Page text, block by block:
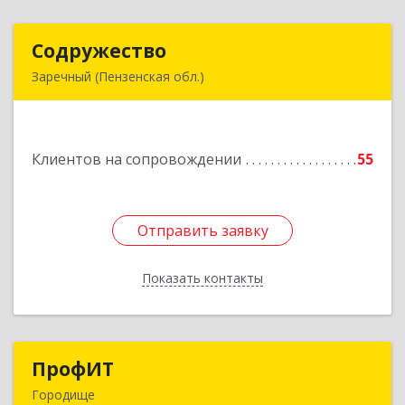
Содружество
Заречный (Пензенская обл.)
Клиентов на сопровождении 55
Отправить заявку
Показать контакты
Подробнее
Отправить заявку
Назад
ПрофИТ
Городище